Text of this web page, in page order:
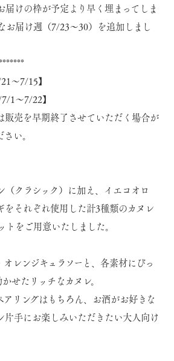
けの枠が予定より早く埋まってしま
お届け週（7/23～30）を追加しまし
～7/15】
1～7/22】
売を早期終了させていただく場合が
い。
（クラシック）に加え、イエコオロ
をそれぞれ使用した計3種類のカヌレ
をご用意いたしました。
レンジキュラソーと、各素材にぴっ
せたリッチなカヌレ。
リングはもちろん、お酒がお好きな
片手にお楽しみいただきたい大人向け